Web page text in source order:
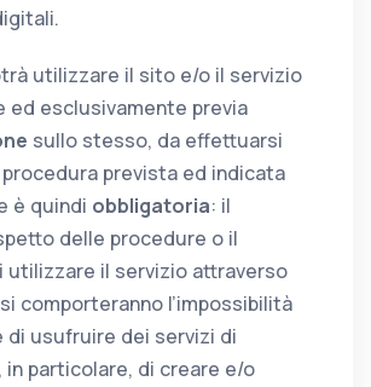
utilizzare il sito e/o il servizio
ed esclusivamente previa
sullo stesso, da effettuarsi
prevista ed indicata
è quindi obbligatoria: il
delle procedure o il
il servizio attraverso
comporteranno l’impossibilità
di usufruire dei servizi di
in particolare, di creare e/o